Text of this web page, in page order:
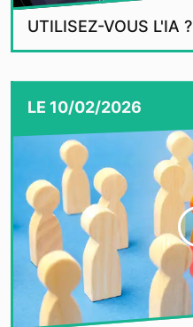
UTILISEZ-VOUS L'IA ?
LE 10/02/2026